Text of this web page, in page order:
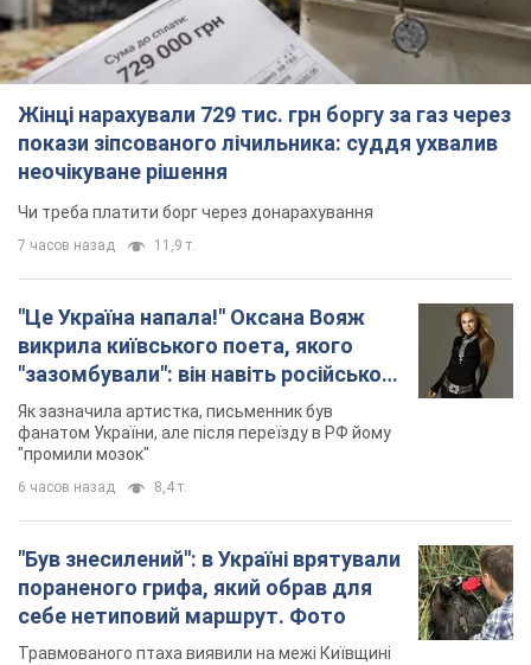
викрила київського поета, якого
"зазомбували": він навіть російської
не знав, а тепер хоче геноциду
Як зазначила артистка, письменник був
фанатом України, але після переїзду в РФ йому
"промили мозок"
6 часов назад 8,4 т.
"Був знесилений": в Україні врятували
пораненого грифа, який обрав для
себе нетиповий маршрут. Фото
Травмованого птаха виявили на межі Київщині
та Черкащини
6 часов назад 3,1 т.